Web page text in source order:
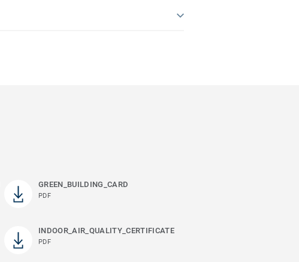
GREEN_BUILDING_CARD
PDF
INDOOR_AIR_QUALITY_CERTIFICATE
PDF